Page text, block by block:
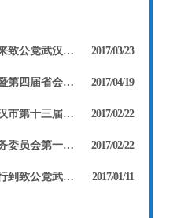
致公党中央副主席严以新一行来致公党武汉市委调研 2017/03/23
中国致公党第七届副省级城市暨第四届省会城市党务工作联席会议在武汉召开 2017/04/19
本党14名政协委员参加政协武汉市第十三届委员会第一次会议 徐旭东当选市政协副主席 张河滢、费兰波、康玲当选市政协常委 2017/02/22
政协武汉市第十三届委员会常务委员会第一次会议召开 张河滢被任命为第十三届委员会副秘书长 2017/02/22
致公党湖北省委主委张柏青一行到致公党武汉市委机关走访慰问 2017/01/11